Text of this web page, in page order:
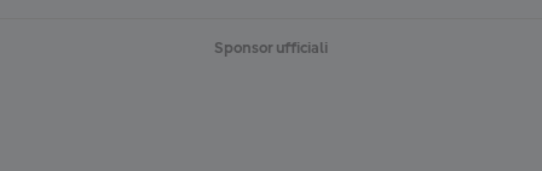
Sponsor ufficiali